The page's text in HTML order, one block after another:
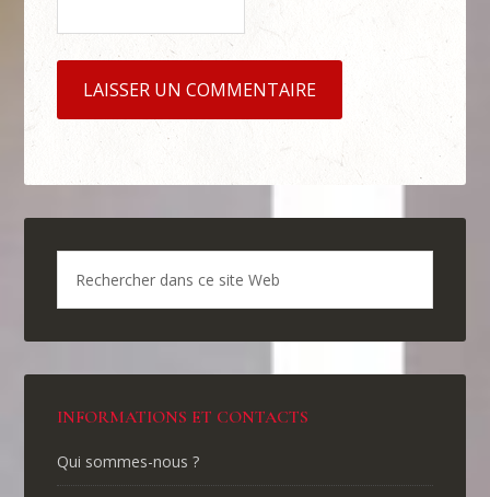
INFORMATIONS ET CONTACTS
Qui sommes-nous ?